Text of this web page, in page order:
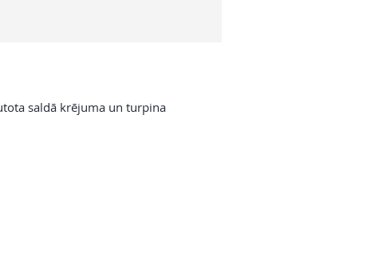
saldā krējuma un turpina